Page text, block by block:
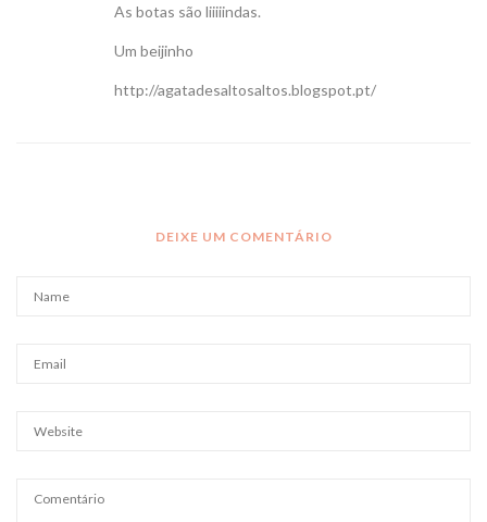
As botas são liiiiindas.
Um beijinho
http://agatadesaltosaltos.blogspot.pt/
DEIXE UM COMENTÁRIO